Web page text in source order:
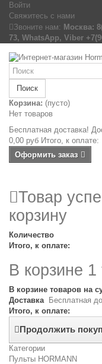
Войти
Свяжитесь с нами
Звоните нам: Москва:
73, WhatsApp, Viber
Поиск
Корзина: (пусто)
Нет товаров
Бесплатная доставка!
0,00 руб Итого, к оплате:
Оформить заказ
Товар
корзину
Количество
Итого, к оплате:
В корзине 1
В корзине товаров на
Доставка Бесплатная
Итого, к оплате:
Продолжить
Категории
Пульты HORMANN